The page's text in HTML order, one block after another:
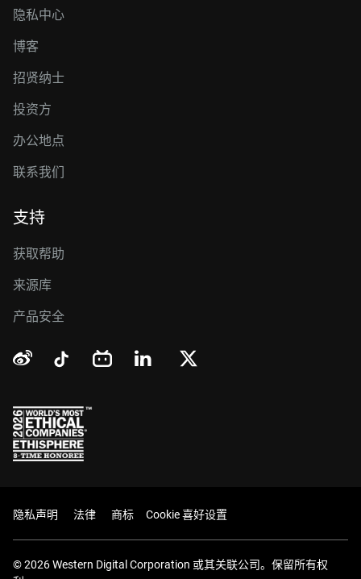
隐私中心
博客
招贤纳士
投资方
办公地点
联系我们
支持
获取帮助
来源库
产品安全
隐私声明 法律 商标 Cookie 喜好设置
© 2026 Western Digital Corporation 或其关联公司。保留所有权